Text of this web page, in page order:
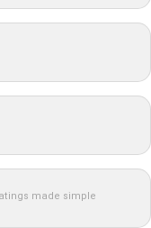
made simple